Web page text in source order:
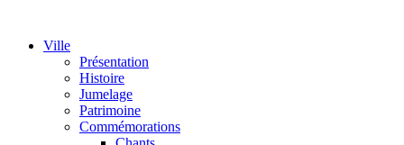
Ville
Présentation
Histoire
Jumelage
Patrimoine
Commémorations